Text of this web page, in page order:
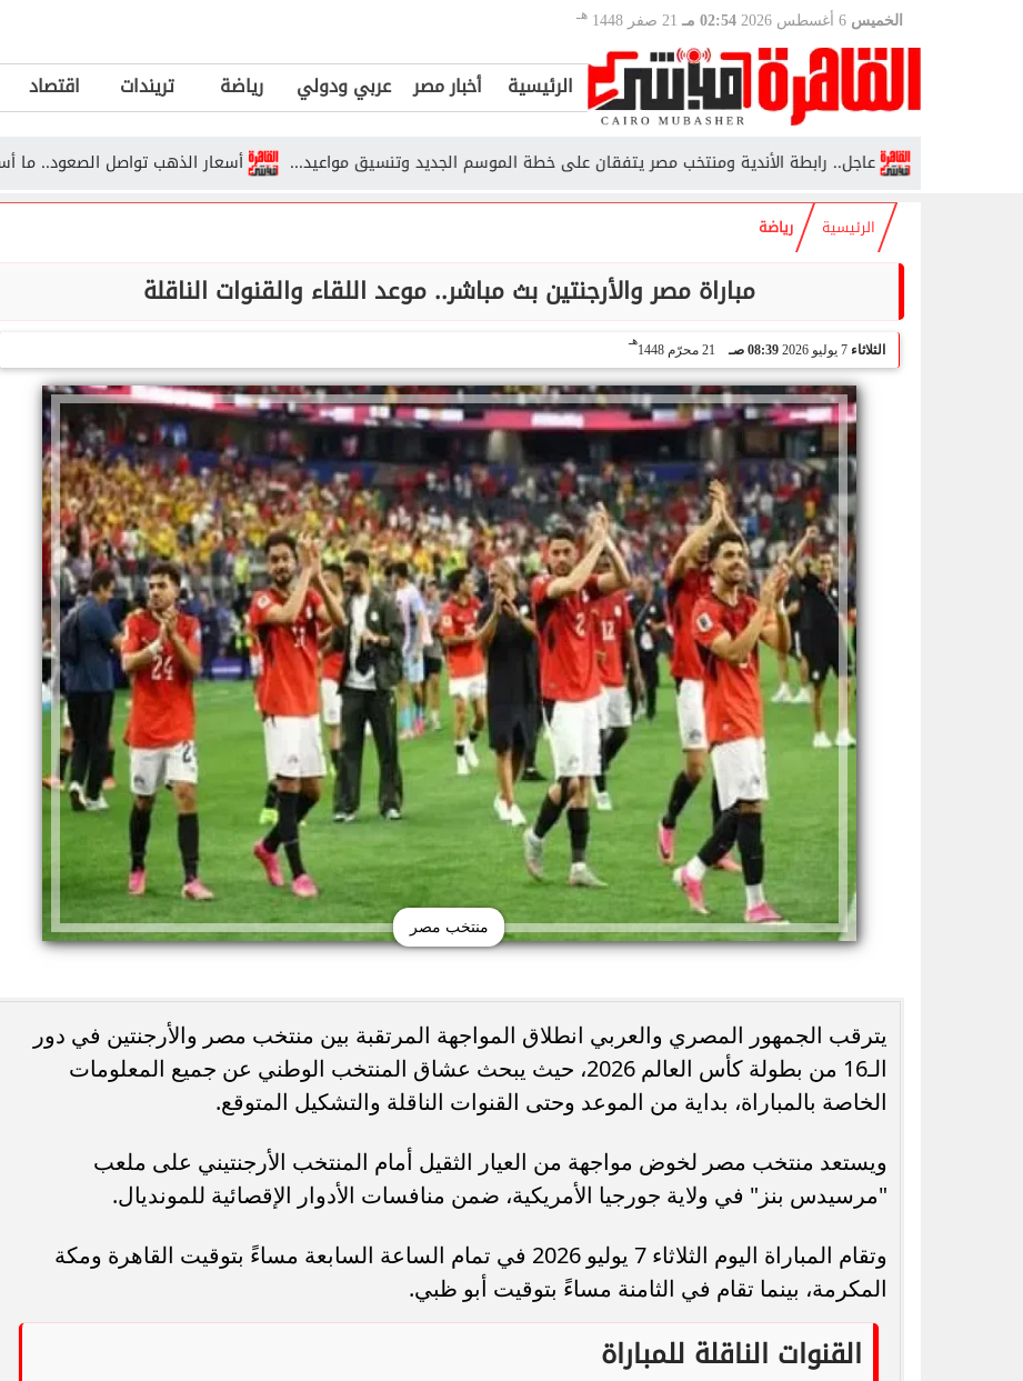
الخميس 02:54 مـ 21 صفر 1448 هـ
الرئيسية أخبار مصر عربي ودولي رياضة تريندات اقتصاد
أسعار الذهب تواصل الصعود.. ما أسباب اقتراب عيار 24 من عاجل.. رابطة الأندية ومنتخب مصر يتفقان على خطة الموسم الجديد وتنسيق مواعيد...
الرئيسية رياضة
مباراة مصر والأرجنتين بث مباشر.. موعد اللقاء والقنوات الناقلة
الثلاثاء 7 يوليو 2026 08:39 صـ 21 محرّم 1448
هـ
منتخب مصر
يترقب الجمهور المصري والعربي انطلاق المواجهة المرتقبة بين منتخب مصر والأرجنتين في دور
الـ16 من بطولة كأس العالم 2026، حيث يبحث عشاق المنتخب الوطني عن جميع المعلومات
الخاصة بالمباراة، بداية من الموعد وحتى القنوات الناقلة والتشكيل المتوقع.
ويستعد منتخب مصر لخوض مواجهة من العيار الثقيل أمام المنتخب الأرجنتيني على ملعب
"مرسيدس بنز" في ولاية جورجيا الأمريكية، ضمن منافسات الأدوار الإقصائية للمونديال.
وتقام المباراة اليوم الثلاثاء 7 يوليو 2026 في تمام الساعة السابعة مساءً بتوقيت القاهرة ومكة
المكرمة، بينما تقام في الثامنة مساءً بتوقيت أبو ظبي.
القنوات الناقلة للمباراة
الدور الثاني بالقاهرة 2026
اقتراب عيار 24 من 7 آلاف...
على خطة الموسم الجديد وتنسيق مواعيد...